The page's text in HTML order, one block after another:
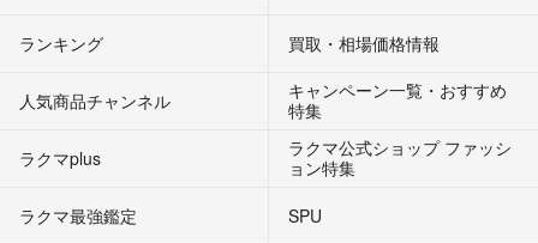
ランキング 買取・相場価格情報
人気商品チャンネル
キャンペーン一覧・おすすめ
特集
ラクマplus
ラクマ公式ショップ ファッシ
ョン特集
ラクマ最強鑑定
SPU